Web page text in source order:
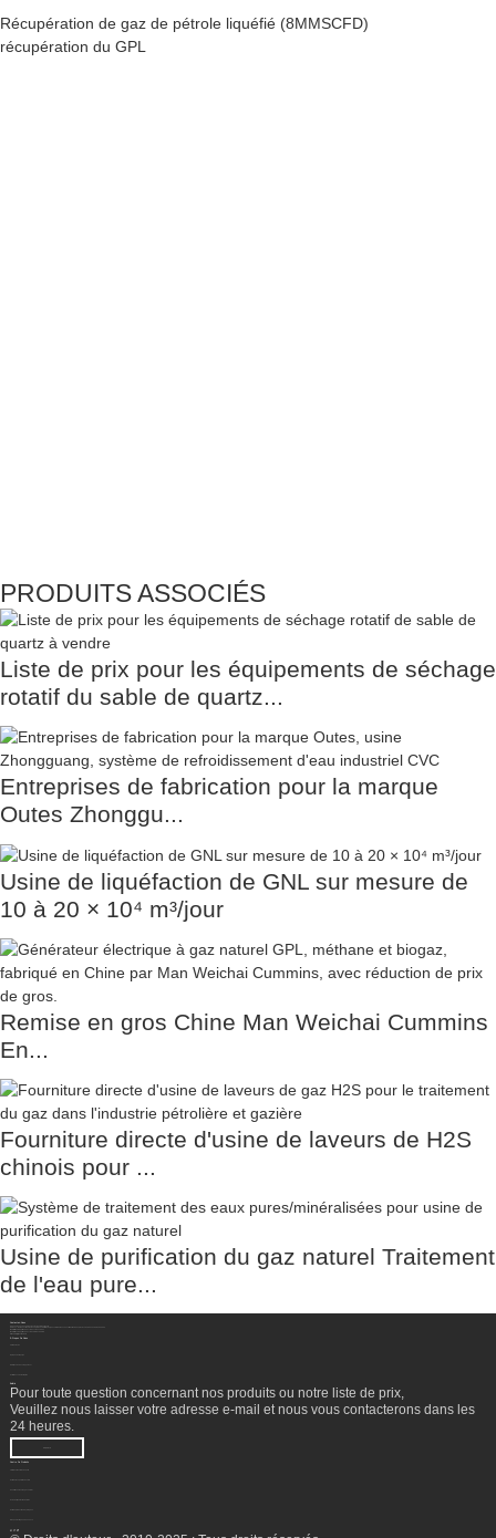
Récupération de gaz de pétrole liquéfié (8MMSCFD)
récupération du GPL
PRODUITS ASSOCIÉS
Liste de prix pour les équipements de séchage
rotatif du sable de quartz...
Entreprises de fabrication pour la marque
Outes Zhonggu...
Usine de liquéfaction de GNL sur mesure de
10 à 20 × 10⁴ m³/jour
Remise en gros Chine Man Weichai Cummins
En...
Fourniture directe d'usine de laveurs de H2S
chinois pour ...
Usine de purification du gaz naturel Traitement
de l'eau pure...
À Propos De Nous
Bulletin
Pour toute question concernant nos produits ou notre liste de prix,
Veuillez nous laisser votre adresse e-mail et nous vous contacterons dans les
24 heures.